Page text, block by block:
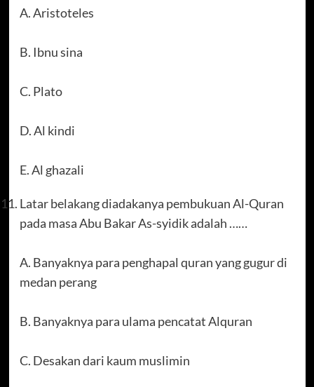
A. Aristoteles
B. Ibnu sina
C. Plato
D. Al kindi
E. Al ghazali
Latar belakang diadakanya pembukuan Al-Quran
pada masa Abu Bakar As-syidik adalah ……
A. Banyaknya para penghapal quran yang gugur di
medan perang
B. Banyaknya para ulama pencatat Alquran
C. Desakan dari kaum muslimin